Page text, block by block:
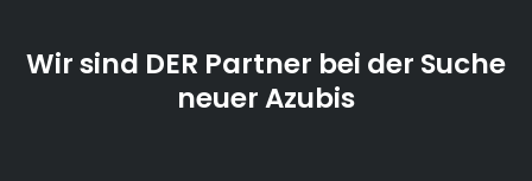
Wir sind DER Partner bei der Suche
neuer Azubis